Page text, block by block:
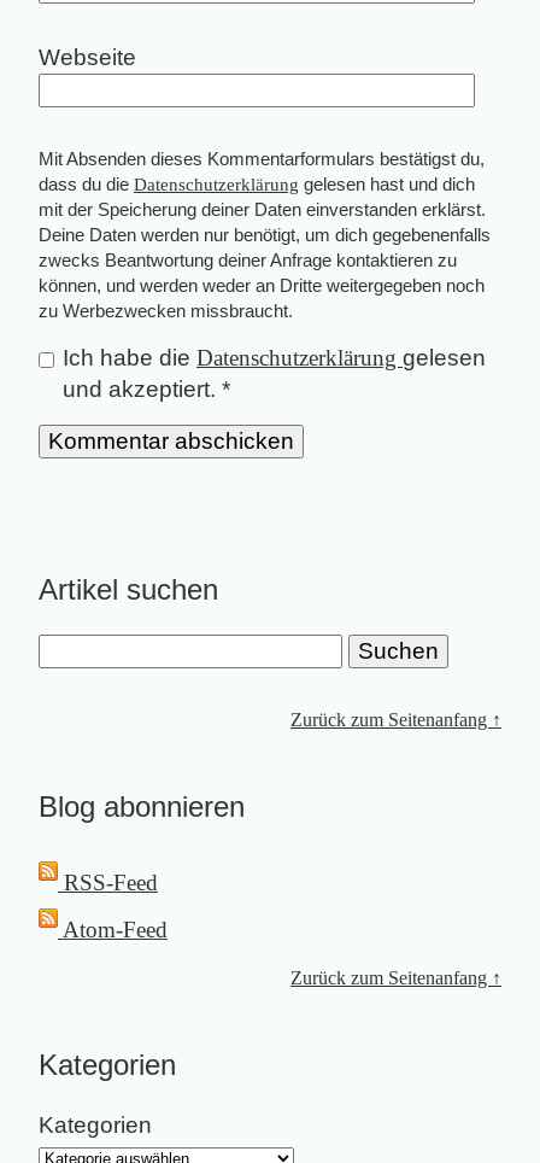
Webseite
Mit Absenden dieses Kommentarformulars bestätigst du,
dass du die Datenschutzerklärung gelesen hast und dich
mit der Speicherung deiner Daten einverstanden erklärst.
Deine Daten werden nur benötigt, um dich gegebenenfalls
zwecks Beantwortung deiner Anfrage kontaktieren zu
können, und werden weder an Dritte weitergegeben noch
zu Werbezwecken missbraucht.
Ich habe die Datenschutzerklärung gelesen
und akzeptiert. *
Artikel suchen
Zurück zum Seitenanfang ↑
Blog abonnieren
RSS-Feed
Atom-Feed
Zurück zum Seitenanfang ↑
Kategorien
Kategorien